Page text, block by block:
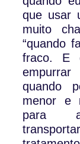
que usar
muito
“quando
fraco. E
quando
menor e
para